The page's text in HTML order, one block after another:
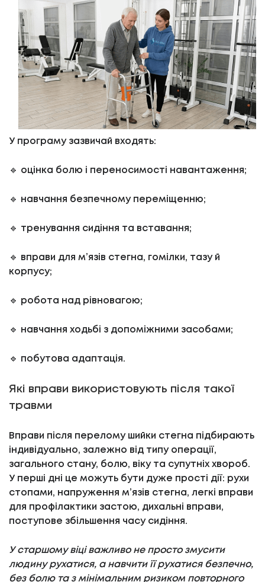
У програму зазвичай входять:
🔹 оцінка болю і переносимості навантаження;
🔹 навчання безпечному переміщенню;
🔹 тренування сидіння та вставання;
🔹 вправи для м’язів стегна, гомілки, тазу й
корпусу;
🔹 робота над рівновагою;
🔹 навчання ходьбі з допоміжними засобами;
🔹 побутова адаптація.
Які вправи використовують після такої
травми
Вправи після перелому шийки стегна підбирають
індивідуально, залежно від типу операції,
загального стану, болю, віку та супутніх хвороб.
У перші дні це можуть бути дуже прості дії: рухи
стопами, напруження м’язів стегна, легкі вправи
для профілактики застою, дихальні вправи,
поступове збільшення часу сидіння.
У старшому віці важливо не просто змусити
людину рухатися, а навчити її рухатися безпечно,
без болю та з мінімальним ризиком повторного